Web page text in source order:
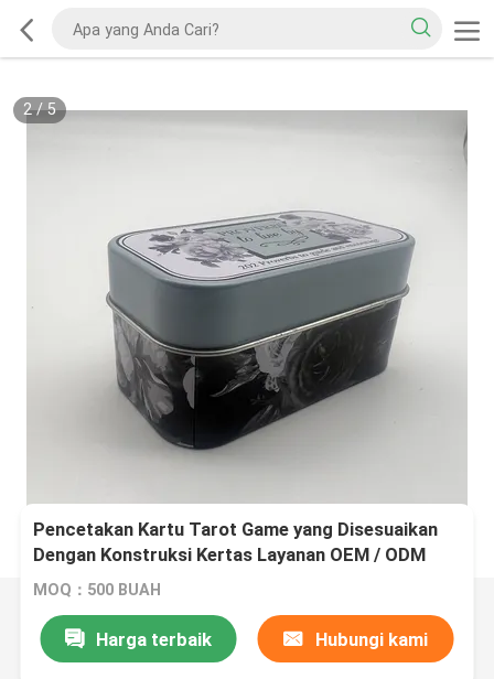
2/5
Pencetakan Kartu Tarot Game yang Disesuaikan
Dengan Konstruksi Kertas Layanan OEM / ODM
MOQ：500 BUAH
Harga terbaik Hubungi kami